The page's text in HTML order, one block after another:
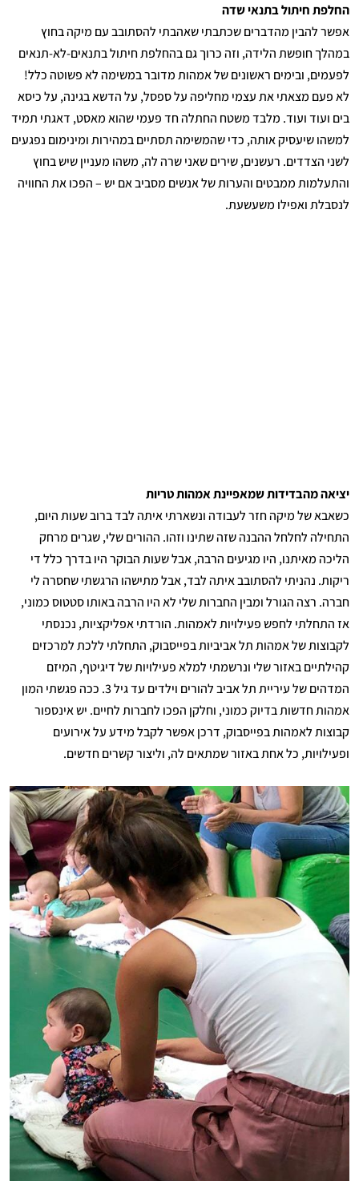
החלפת חיתול בתנאי שדה
אפשר להבין מהדברים שכתבתי שאהבתי להסתובב עם מיקה בחוץ
במהלך חופשת הלידה, וזה כרוך גם בהחלפת חיתול בתנאים-לא-תנאים
לפעמים, ובימים ראשונים של אמהות מדובר במשימה לא פשוטה כלל!
לא פעם מצאתי את עצמי מחליפה על ספסל, על הדשא בגינה, על כיסא
בים ועוד ועוד. מלבד משטח החתלה חד פעמי שהוא מאסט, דאגתי תמיד
למשהו שיעסיק אותה, כדי שהמשימה תסתיים במהירות ומינימום נפגעים
לשני הצדדים. רעשנים, שירים שאני שרה לה, משהו מעניין שיש בחוץ
והתעלמות ממבטים והערות של אנשים מסביב אם יש – הפכו את החוויה
לנסבלת ואפילו משעשעת.
יציאה מהבדידות שמאפיינת אמהות טריות
כשאבא של מיקה חזר לעבודה ונשארתי איתה לבד ברוב שעות היום,
התחילה לחלחל ההבנה שזה שתינו וזהו. ההורים שלי, שגרים מרחק
הליכה מאיתנו, היו מגיעים הרבה, אבל שעות הבוקר היו בדרך כלל די
ריקות. נהניתי להסתובב איתה לבד, אבל מתישהו הרגשתי שחסרה לי
חברה. רצה הגורל ומבין החברות שלי לא היו הרבה באותו סטטוס כמוני,
אז התחלתי לחפש פעילויות לאמהות. הורדתי אפליקציות, נכנסתי
לקבוצות של אמהות תל אביביות בפייסבוק, התחלתי ללכת למרכזים
קהילתיים באזור שלי ונרשמתי למלא פעילויות של דיגיטף, המיזם
המדהים של עיריית תל אביב להורים וילדים עד גיל 3. ככה פגשתי המון
אמהות חדשות בדיוק כמוני, וחלקן הפכו לחברות לחיים. יש אינספור
קבוצות לאמהות בפייסבוק, דרכן אפשר לקבל מידע על אירועים
ופעילויות, כל אחת באזור שמתאים לה, וליצור קשרים חדשים.